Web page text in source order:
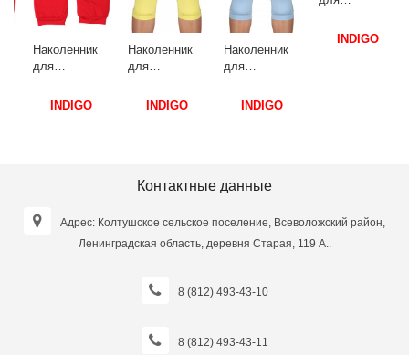
Наколенник
для
танцевINDIGO
Наколенник
для
танцевINDIGO
Наколенник
для
танцевINDIGO
Контактные данные
Адрес: Колтушское сельское поселение, Всеволожский район,
Ленинградская область, деревня Старая, 119 А..
8 (812) 493-43-10
8 (812) 493-43-11